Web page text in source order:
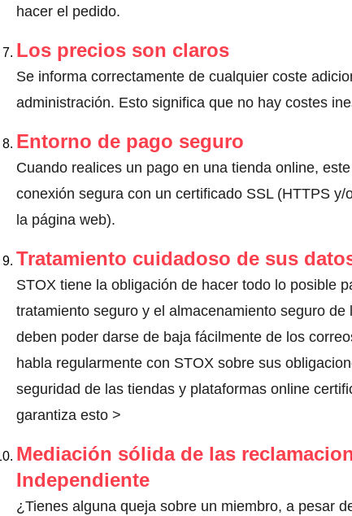
hacer el pedido.
Los precios son claros
Se informa correctamente de cualquier coste
administración. Esto significa que no hay costes
Entorno de pago seguro
Cuando realices un pago en una tienda online,
conexión segura con un certificado SSL (HTTPS
la página web).
Tratamiento cuidadoso de sus
STOX tiene la obligación de hacer todo lo posible
tratamiento seguro y el almacenamiento seguro
deben poder darse de baja fácilmente de los
habla regularmente con STOX sobre sus
seguridad de las tiendas y plataformas online
garantiza esto >
Mediación sólida de las
Independiente
¿Tienes alguna queja sobre un miembro, a pesar